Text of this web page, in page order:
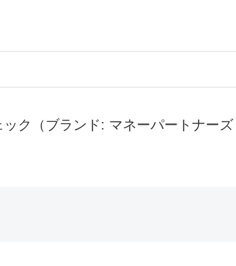
ク（ブランド: マネーパートナーズ